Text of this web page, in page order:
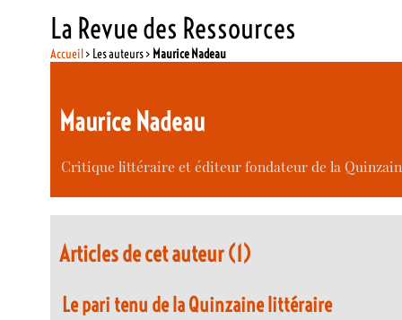
La Revue des Ressources
Accueil> Les auteurs > Maurice Nadeau
Maurice Nadeau
Critique littéraire et éditeur fondateur de la
Articles de cet auteur (1)
Le pari tenu de la Quinzaine littéraire